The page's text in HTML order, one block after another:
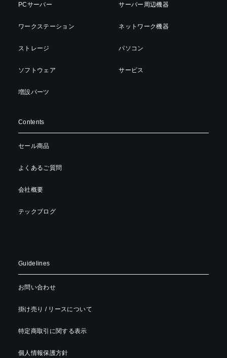
PCサーバー
ワークステーション
ストレージ
ソフトウェア
増設パーツ
サーバー周辺機器
ネットワーク機器
パソコン
サービス
Contents
セール商品
よくあるご質問
会社概要
テックブログ
Guidelines
お問い合わせ
掛け売り / リースについて
特定商取引に関する表示
個人情報保護方針